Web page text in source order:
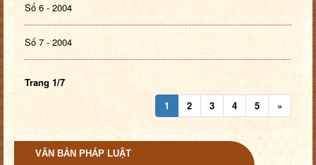
Số 6 - 2004
Số 7 - 2004
Trang 1/7
1
2 3 4 5 »
VĂN BẢN PHÁP LUẬT